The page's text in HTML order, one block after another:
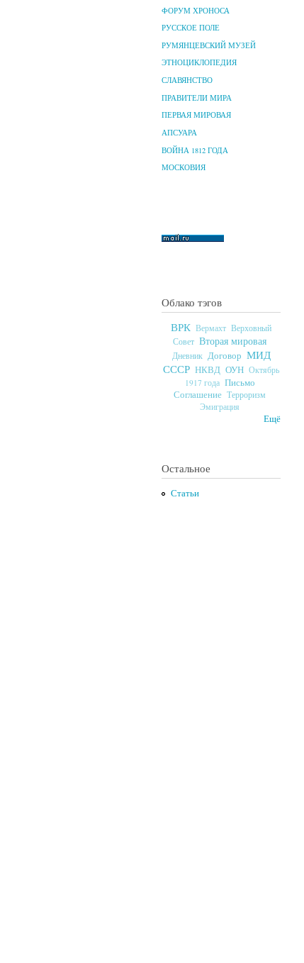
ФОРУМ ХРОНОСА
РУССКОЕ ПОЛЕ
РУМЯНЦЕВСКИЙ МУЗЕЙ
ЭТНОЦИКЛОПЕДИЯ
СЛАВЯНСТВО
ПРАВИТЕЛИ МИРА
ПЕРВАЯ МИРОВАЯ
АПСУАРА
ВОЙНА 1812 ГОДА
МОСКОВИЯ
Облако тэгов
ВРК Вермахт Верховный
Совет Вторая мировая
Дневник Договор МИД
СССР НКВД ОУН Октябрь
1917 года Письмо
Соглашение Терроризм
Эмиграция
Ещё
Остальное
Статьи